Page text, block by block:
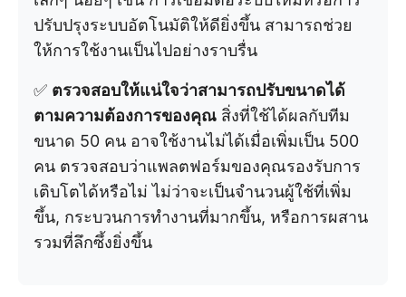
ปรับปรุงระบบอัตโนมัติให้ดียิ่งขึ้น สามารถช่วย
ให้การใช้งานเป็นไปอย่างราบรื่น
✅ ตรวจสอบให้แน่ใจว่าสามารถปรับขนาดได้
ตามความต้องการของคุณ สิ่งที่ใช้ได้ผลกับทีม
ขนาด 50 คน อาจใช้งานไม่ได้เมื่อเพิ่มเป็น 500
คน ตรวจสอบว่าแพลตฟอร์มของคุณรองรับการ
เติบโตได้หรือไม่ ไม่ว่าจะเป็นจำนวนผู้ใช้ที่เพิ่ม
ขึ้น, กระบวนการทำงานที่มากขึ้น, หรือการผสาน
รวมที่ลึกซึ้งยิ่งขึ้น